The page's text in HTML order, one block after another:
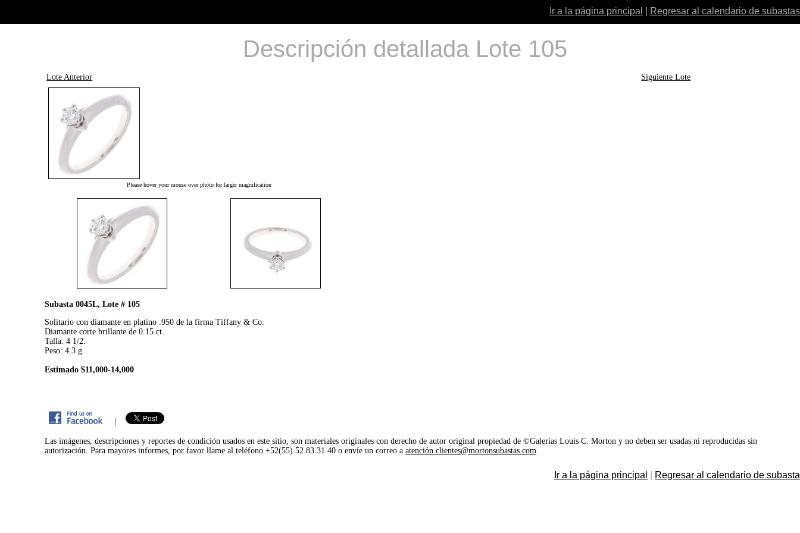
Ir a la página principal Regresar al calendario de subastas
Descripción detallada Lote 105
Lote Anterior Siguiente Lote
Please hover your mouse over photo for larger magnification
Subasta 0045L, Lote # 105
Solitario con diamante en platino .950 de la firma Tiffany & Co.
Diamante corte brillante de 0.15 ct.
Talla: 4 1/2.
Peso: 4.3 g.
Estimado $11,000-14,000
|
Las imágenes, descripciones y reportes de condición usados en este sitio, son materiales originales con derecho de autor original propiedad de ©Galerías Louis C. Morton y no deben ser usadas ni reproducidas sin
autorización. Para mayores informes, por favor llame al teléfono +52(55) 52.83.31.40 o envíe un correo aatención.clientes@mortonsubastas.com
Ir a la página principal Regresar al calendario de